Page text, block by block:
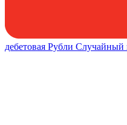
дебетовая Рубли Случайный